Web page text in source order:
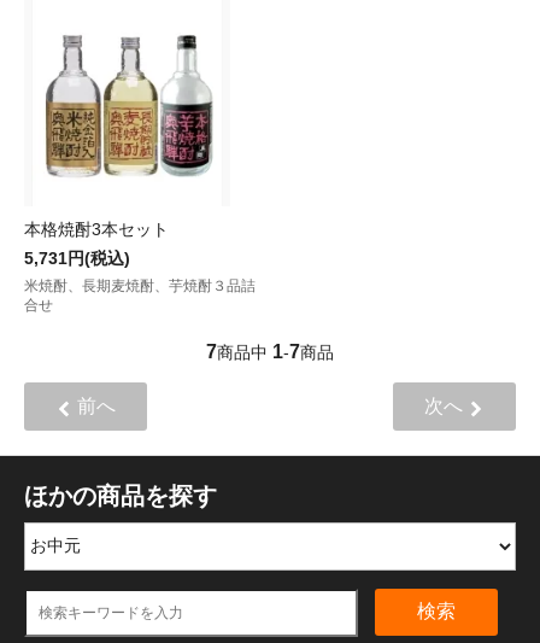
本格焼酎3本セット
5,731円(税込)
米焼酎、長期麦焼酎、芋焼酎３品詰
合せ
7商品中 1-7商品
前へ 次へ
ほかの商品を探す
検索